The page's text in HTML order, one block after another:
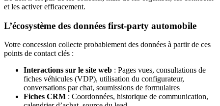
et les activer efficacement.
L’écosystème des données first-party automobile
Votre concession collecte probablement des données à partir de ces
points de contact clés :
Interactions sur le site web : Pages vues, consultations de
fiches véhicules (VDP), utilisation du configurateur,
conversations par chat, soumissions de formulaires
Fiches CRM : Coordonnées, historique de communication,